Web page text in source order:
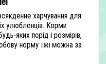
харчування для
улюбленців. Корми
яких порід і розмірів,
норму їжі можна за